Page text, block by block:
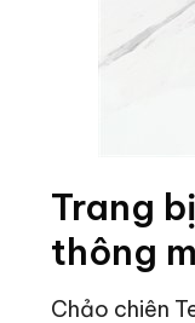
Trang
thông
Chảo chiên